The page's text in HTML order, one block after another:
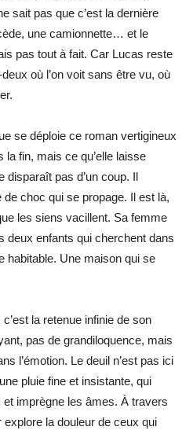
sait pas que c’est la dernière
une camionnette… et le
pas tout à fait. Car Lucas reste
où l’on voit sans être vu, où
se déploie ce roman vertigineux
la fin, mais ce qu’elle laisse
disparaît pas d’un coup. Il
de choc qui se propage. Il est là,
les siens vacillent. Sa femme
deux enfants qui cherchent dans
habitable. Une maison qui se
la retenue infinie de son
pas de grandiloquence, mais
l’émotion. Le deuil n’est pas ici
pluie fine et insistante, qui
imprègne les âmes. À travers
explore la douleur de ceux qui